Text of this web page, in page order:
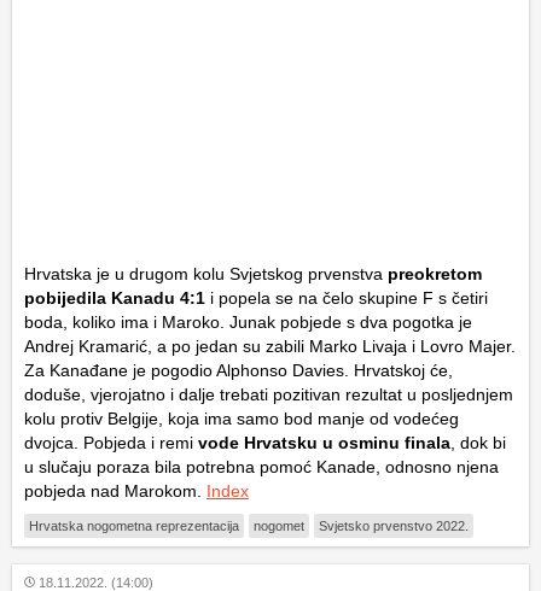
Hrvatska je u drugom kolu Svjetskog prvenstva preokretom
pobijedila Kanadu 4:1 i popela se na čelo skupine F s četiri
boda, koliko ima i Maroko. Junak pobjede s dva pogotka je
Andrej Kramarić, a po jedan su zabili Marko Livaja i Lovro Majer.
Za Kanađane je pogodio Alphonso Davies. Hrvatskoj će,
doduše, vjerojatno i dalje trebati pozitivan rezultat u posljednjem
kolu protiv Belgije, koja ima samo bod manje od vodećeg
dvojca. Pobjeda i remi vode Hrvatsku u osminu finala , dok bi
u slučaju poraza bila potrebna pomoć Kanade, odnosno njena
pobjeda nad Marokom. Index
Hrvatska nogometna reprezentacija nogomet Svjetsko prvenstvo 2022.
18.11.2022. (14:00)